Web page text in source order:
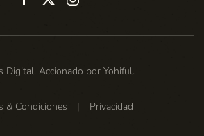
Digital. Accionado por Yohiful.
& Condiciones | Privacidad